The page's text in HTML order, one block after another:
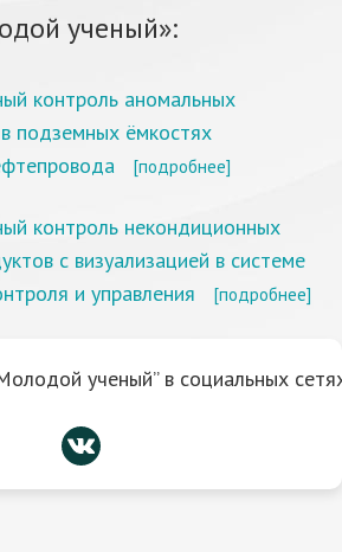
ученый»:
контроль аномальных
подземных ёмкостях
[подробнее]
контроль некондиционных
с визуализацией в системе
и управления
[подробнее]
ученый” в социальных